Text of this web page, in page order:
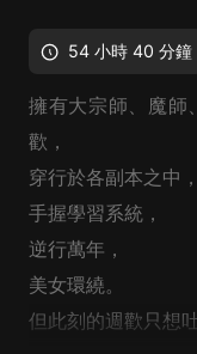
54 小時 40 分鐘
擁有大宗師、魔師
歡，
穿行於各副本之中，
手握學習系統，
逆行萬年，
美女環繞。
但此刻的週歡只想